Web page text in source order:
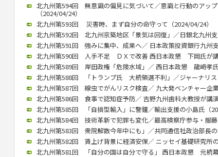
北九州第594回 無意識の偏見に気づいて／意識と行動のアッ
（2024/04/24）
北九州第593回 災害時、まず自分の命守って（2024/04/24）
北九州第592回 北九州京築地区「景気は回復」／日銀北九州
北九州第591回 強みに集中、成果へ／ 日本政策投資銀行九州
北九州第590回 人手不足 ＤＸで改善 西日本政懇 下岡氏が
北九州第589回 岸田政権「危険水域」／ 西日本政懇 龍崎孝
北九州第588回 「トランプ氏 大統領選不利」／ジャーナリ
北九州第587回 線虫でがんリスク検査／ 九大発ベンチャー企
北九州第586回 食事で認知症予防／ 吉野九州歯科大教授が講
北九州第585回 「自損型輸入」に警鐘／輸出支援の小島氏（
北九州第584回 技術革新で犯罪も変化／最高検察庁参与・服
北九州第583回 衆院解散今年中にも」／共同通信社政治部長
北九州第582回 賃上げ背景に経済安保／ ニッセイ基礎研究所
北九州第581回 「自分の国は自分で守る」 西日本政懇 元統